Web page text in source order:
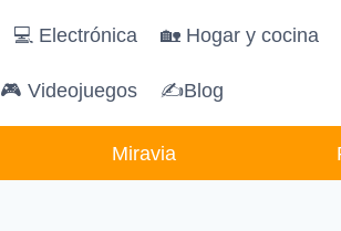
💻 Electrónica 🏡 Hogar y cocina
🎮 Videojuegos ✍Blog
Miravia